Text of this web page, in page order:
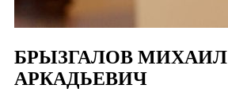
БРЫЗГАЛОВ МИХАИЛ
АРКАДЬЕВИЧ